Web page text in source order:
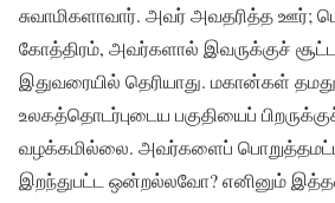
சுவாமிகளாவார். அவர் அவதரித்த ஊர்;
கோத்திரம், அவர்களால் இவருக்குச்
இதுவரையில் தெரியாது. மகான்கள்
உலகத்தொடர்புடைய பகுதியைப்
வழக்கமில்லை. அவர்களைப்
இறந்துபட்ட ஒன்றல்லவோ? எனினும்